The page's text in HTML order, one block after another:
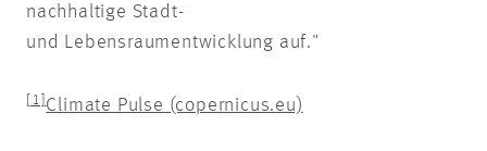
nachhaltige Stadt-
und Lebensraumentwicklung auf."
[1] Climate Pulse (copernicus.eu)